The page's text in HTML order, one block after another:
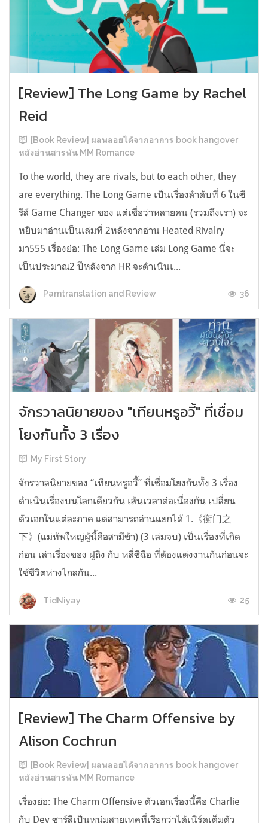
[Review] The Long Game by Rachel
Reid
[Book Review] ผลพลอยได้จากอาการ book hangover
หลังอ่านสารพัน MM Romance
To the world, they are rivals, but to each other, they
are everything. The Long Game เป็นเรื่องลำดับที่ 6 ในซี
รีส์ Game Changer ของ แต่เชื่อว่าหลายคน (รวมถึงเรา) จะ
หยิบมาอ่านเป็นเล่มที่ 2หลังจากอ่าน Heated Rivalry
มา555 เรื่องย่อ: The Long Game เล่ม Long Game นี่จะ
เป็นประมาณ2 ปีหลังจาก HR จะดำเนินเ...
Parntranslation and Review 36
จักรวาลนิยายของ "เทียนหรูอวี้" ที่เชื่อม
โยงกันทั้ง 3 เรื่อง
My First Story
จักรวาลนิยายของ “เทียนหรูอวี้” ที่เชื่อมโยงกันทั้ง 3 เรื่อง
ดำเนินเรื่องบนโลกเดียวกัน เส้นเวลาต่อเนื่องกัน เปลี่ยน
ตัวเอกในแต่ละภาค แต่สามารถอ่านแยกได้ 1.《衡门之
下》(แม่ทัพใหญ่ผู้นี้คือสามีข้า) (3 เล่มจบ) เป็นเรื่องที่เกิด
ก่อน เล่าเรื่องของ ฝูถิง กับ หลี่ชีฉือ ที่ต้องแต่งงานกันก่อนจะ
ใช้ชีวิตห่างไกลกัน...
TidNiyay 25
[Review] The Charm Offensive by
Alison Cochrun
[Book Review] ผลพลอยได้จากอาการ book hangover
หลังอ่านสารพัน MM Romance
เรื่องย่อ: The Charm Offensive ตัวเอกเรื่องนี้คือ Charlie
กับ Dev ชาร์ลีเป็นหนุ่มสายเทคที่เรียกว่าได้เนิร์ดเต็มตัว